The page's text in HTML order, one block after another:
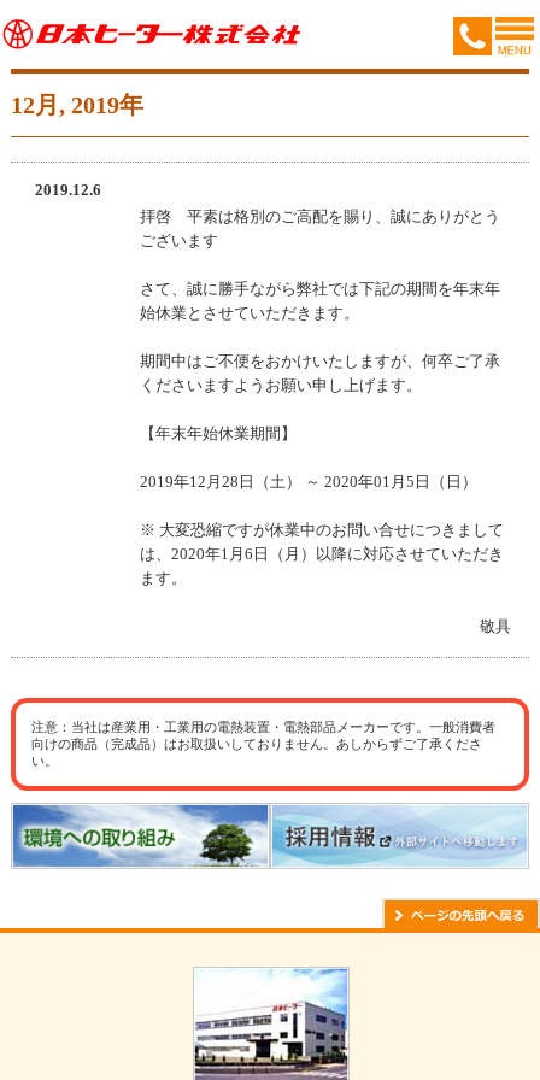
12月, 2019年
2019.12.6
拝啓 平素は格別のご高配を賜り、誠にありがとう
ございます
さて、誠に勝手ながら弊社では下記の期間を年末年
始休業とさせていただきます。
期間中はご不便をおかけいたしますが、何卒ご了承
くださいますようお願い申し上げます。
【年末年始休業期間】
2019年12月28日（土） ～ 2020年01月5日（日）
※ 大変恐縮ですが休業中のお問い合せにつきまして
は、2020年1月6日（月）以降に対応させていただき
ます。
敬具
注意：当社は産業用・工業用の電熱装置・電熱部品メーカーです。一般消費者
向けの商品（完成品）はお取扱いしておりません。あしからずご了承くださ
い。